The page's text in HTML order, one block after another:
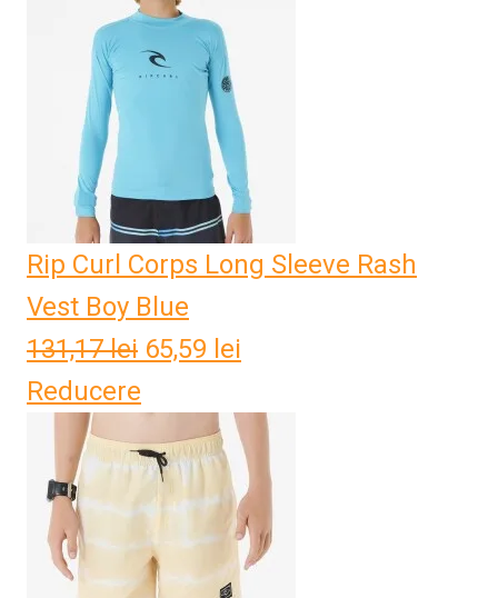
182,01 lei.
Rip Curl Corps Long Sleeve Rash
Vest Boy Blue
131,17lei Prețul
fost:
131,17 lei.
65,59 lei
este:
65,59 lei.
Reducere